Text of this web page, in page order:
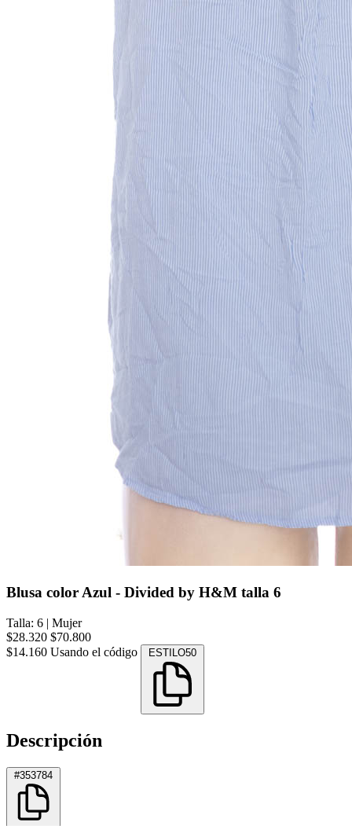
Blusa color Azul - Divided by H&M talla 6
Talla: 6 | Mujer
$28.320 $70.800
$14.160 Usando el código ESTILO50
Descripción
#353784